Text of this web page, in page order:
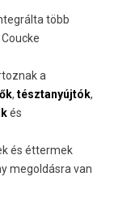
több
a
, tésztanyújtók,
és
és éttermek
megoldásra van